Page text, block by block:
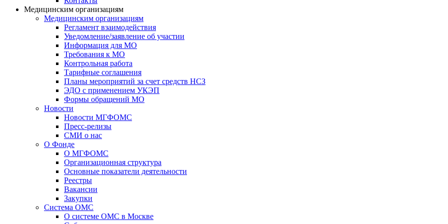
Медицинским организациям
Медицинским организациям
Регламент взаимодействия
Уведомление/заявление об участии
Информация для МО
Требования к МО
Контрольная работа
Тарифные соглашения
Планы мероприятий за счет средств НСЗ
ЭДО с применением УКЭП
Формы обращений МО
Новости
Новости МГФОМС
Пресс-релизы
СМИ о нас
О Фонде
О МГФОМС
Организационная структура
Основные показатели деятельности
Реестры
Вакансии
Закупки
Система ОМС
О системе ОМС в Москве